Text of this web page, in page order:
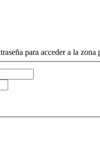
para acceder a la zona